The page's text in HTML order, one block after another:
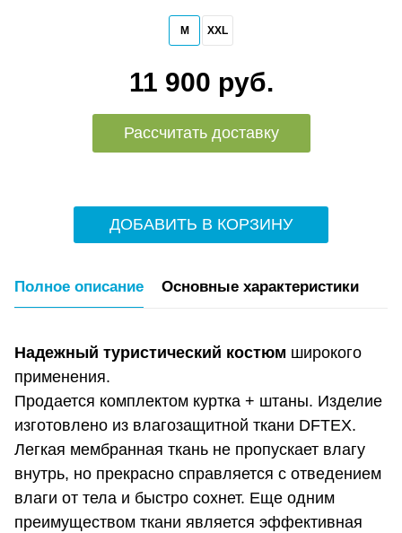
M XXL
11 900 руб.
Рассчитать доставку
ДОБАВИТЬ В КОРЗИНУ
Полное описание Основные характеристики
Надежный туристический костюм широкого
применения.
Продается комплектом куртка + штаны. Изделие
изготовлено из влагозащитной ткани DFTEX.
Легкая мембранная ткань не пропускает влагу
внутрь, но прекрасно справляется с отведением
влаги от тела и быстро сохнет. Еще одним
преимуществом ткани является эффективная